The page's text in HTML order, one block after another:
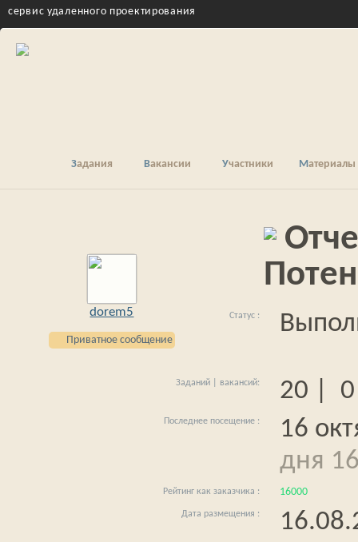
Задания Вакансии Участники Материалы
dorem5
Приватное сообщение
20 | 0
16
дня
16000
cервис удаленного проектирования